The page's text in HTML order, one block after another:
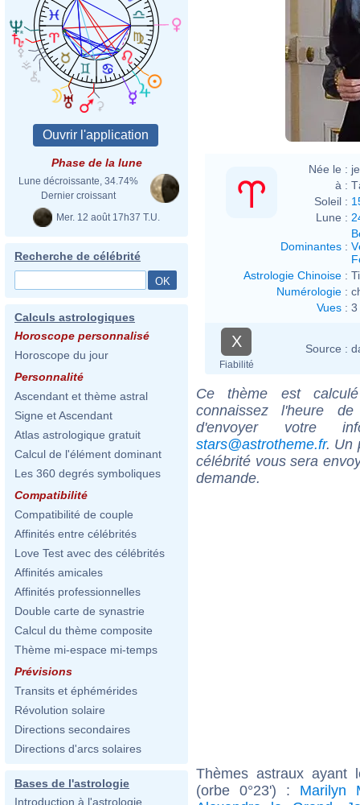
Phase de la lune
Lune décroissante, 34.74%
Dernier croissant
Mer. 12 août 17h37 T.U.
Recherche de célébrité
Calculs astrologiques
Horoscope personnalisé
Horoscope du jour
Personnalité
Ascendant et thème astral
Signe et Ascendant
Atlas astrologique gratuit
Calcul de l'élément dominant
Les 360 degrés symboliques
Compatibilité
Compatibilité de couple
Affinités entre célébrités
Love Test avec des célébrités
Affinités amicales
Affinités professionnelles
Double carte de synastrie
Calcul du thème composite
Thème mi-espace mi-temps
Prévisions
Transits et éphémérides
Révolution solaire
Directions secondaires
Directions d'arcs solaires
Bases de l'astrologie
Introduction à l'astrologie
Née le :
à :
Soleil :
Lune :
Dominantes :
Astrologie Chinoise :
Numérologie :
Vues : 3
X
Fiabilité
Source :
Ce thème est
connaissez l'heure
d'envoyer votre
stars@astrotheme.fr. Un
célébrité vous sera
demande.
Thèmes astraux ayant
(orbe 0°23') : Marilyn